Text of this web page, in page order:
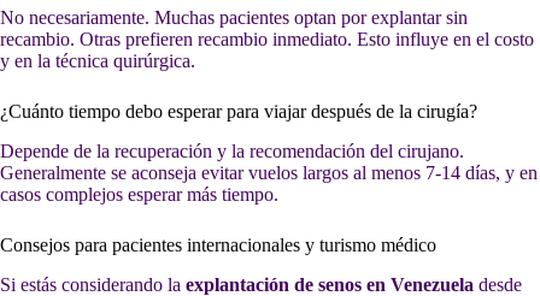
No necesariamente. Muchas pacientes optan por explantar sin
recambio. Otras prefieren recambio inmediato. Esto influye en el costo
y en la técnica quirúrgica.
¿Cuánto tiempo debo esperar para viajar después de la cirugía?
Depende de la recuperación y la recomendación del cirujano.
Generalmente se aconseja evitar vuelos largos al menos 7-14 días, y en
casos complejos esperar más tiempo.
Consejos para pacientes internacionales y turismo médico
Si estás considerando la explantación de senos en Venezuela desde